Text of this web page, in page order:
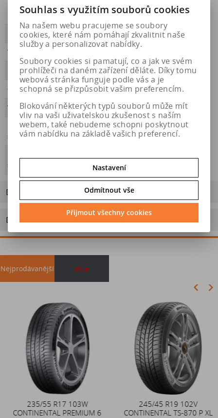
Přilnavost na
ledu
PŘILNAVOST A
Třída hluku
HLUČNOST 69
OBDOBÍ letní
VALIVÝ ODPOR B
Přilnavost na
sněhu
NE
štítek
Dotaz na výrobek
Doporučit výrobek
Nejprodávanější akce
235/55 R17 103W
CONTINENTAL PREMIUM 6
245/45 R19 102V
CONTINENTAL TS-870 P XL
Duše 12x4 (4.00-4) kovový
zahnutý ventil TR87
Souhlas s využitím souborů cookies
Na našem webu pracujeme se soubory
cookies, které nám pomáhají zkvalitnit naše
služby a personalizovat nabídky.
Soubory cookies si pamatují, co a jak ve svém
prohlížeči na daném zařízení děláte. Díky tomu
webová stránka funguje podle vás a je
schopná se přizpůsobit vašim preferencím.
Blokování některých typů souborů může mít
vliv na vaši uživatelskou zkušenost s naším
webem, také nebudeme schopni poskytnout
vám nabídku na základě vašich preferencí.
Nastavení
Odmítnout vše
Přijmout všechny cookies